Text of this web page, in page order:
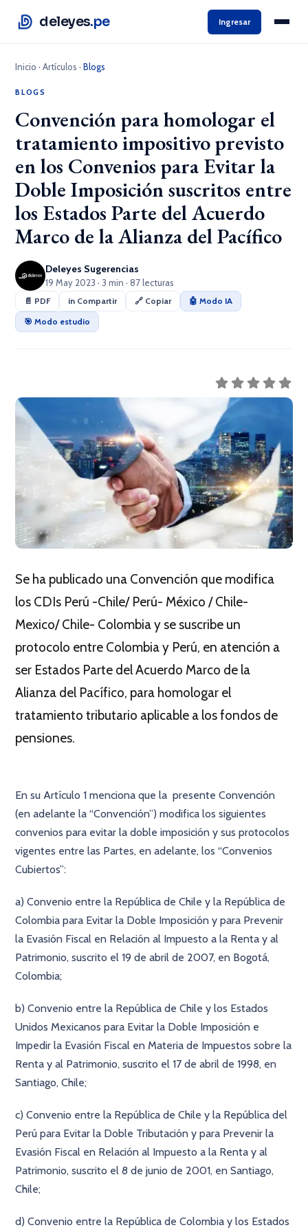
deleyes.pe Ingresar
Inicio ·Artículos ·Blogs
BLOGS
Convención para homologar el
tratamiento impositivo previsto
en los Convenios para Evitar la
Doble Imposición suscritos entre
los Estados Parte del Acuerdo
Marco de la Alianza del Pacífico
Deleyes Sugerencias
19 May 2023 · 3 min · 87 lecturas
📄 PDF in Compartir 🔗 Copiar
🤖 Modo IA
🎯 Modo estudio
Se ha publicado una Convención que modifica
los CDIs Perú -Chile/ Perú- México / Chile-
Mexico/ Chile- Colombia y se suscribe un
protocolo entre Colombia y Perú, en atención a
ser Estados Parte del Acuerdo Marco de la
Alianza del Pacífico, para homologar el
tratamiento tributario aplicable a los fondos de
pensiones.
En su Artículo 1 menciona que la presente Convención
(en adelante la “Convención”) modifica los siguientes
convenios para evitar la doble imposición y sus protocolos
vigentes entre las Partes, en adelante, los “Convenios
Cubiertos”:
a) Convenio entre la República de Chile y la República de
Colombia para Evitar la Doble Imposición y para Prevenir
la Evasión Fiscal en Relación al Impuesto a la Renta y al
Patrimonio, suscrito el 19 de abril de 2007, en Bogotá,
Colombia;
b) Convenio entre la República de Chile y los Estados
Unidos Mexicanos para Evitar la Doble Imposición e
Impedir la Evasión Fiscal en Materia de Impuestos sobre la
Renta y al Patrimonio, suscrito el 17 de abril de 1998, en
Santiago, Chile;
c) Convenio entre la República de Chile y la República del
Perú para Evitar la Doble Tributación y para Prevenir la
Evasión Fiscal en Relación al Impuesto a la Renta y al
Patrimonio, suscrito el 8 de junio de 2001, en Santiago,
Chile;
d) Convenio entre la República de Colombia y los Estados